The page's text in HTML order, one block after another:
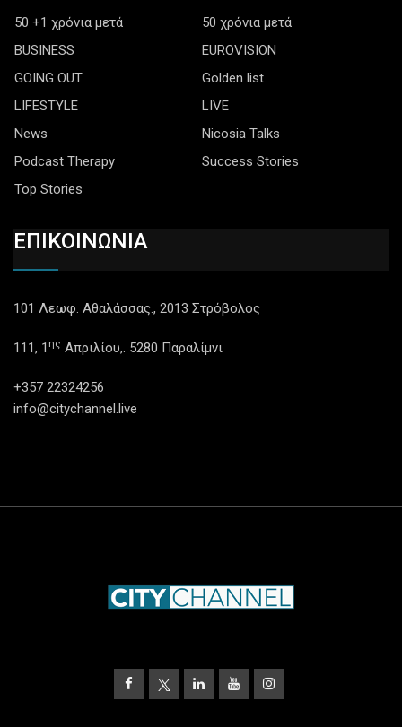
50 +1 χρόνια μετά
50 χρόνια μετά
BUSINESS
EUROVISION
GOING OUT
Golden list
LIFESTYLE
LIVE
News
Nicosia Talks
Podcast Therapy
Success Stories
Top Stories
ΕΠΙΚΟΙΝΩΝΙΑ
101 Λεωφ. Αθαλάσσας., 2013 Στρόβολος
111, 1 ης Απριλίου,. 5280 Παραλίμνι
+357 22324256
info@citychannel.live